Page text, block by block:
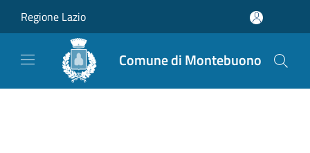
Regione Lazio
Comune di Montebuono